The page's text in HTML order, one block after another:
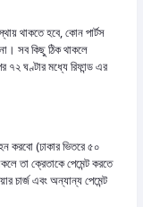
থাকতে হবে, কোন পার্টস
সব কিছু ঠিক থাকলে
৭২ ঘণ্টার মধ্যে রিফান্ড এর
করবো (ঢাকার ভিতরে ৫০
তা ক্রেতাকে পেমেন্ট করতে
চার্জ এবং অন্যান্য পেমেন্ট